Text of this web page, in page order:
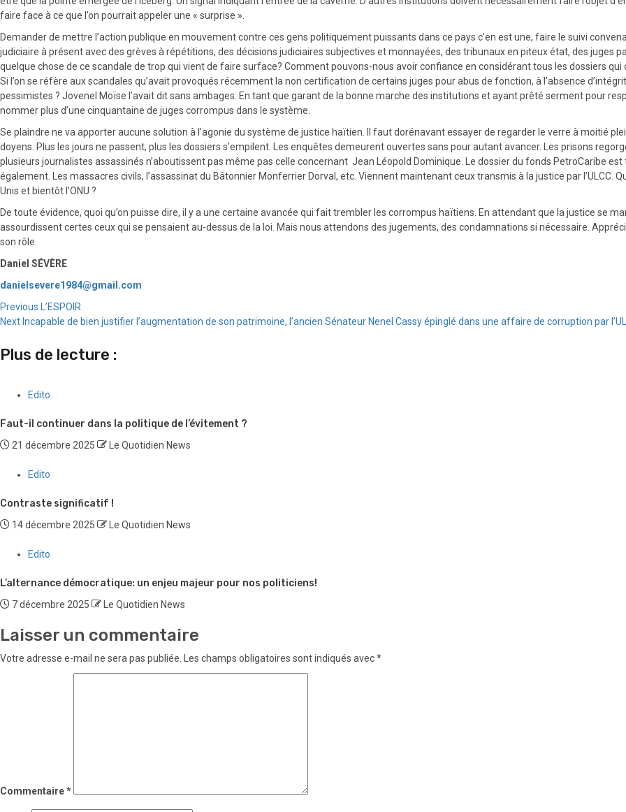
faire face à ce que l’on pourrait appeler une « surprise ».
Demander de mettre l’action publique en mouvement contre ces gens politiquement puissants dans ce pays c’en est une, faire le suivi
judiciaire à présent avec des grèves à répétitions, des décisions judiciaires subjectives et monnayées, des tribunaux en piteux état, des juges
quelque chose de ce scandale de trop qui vient de faire surface? Comment pouvons-nous avoir confiance en considérant tous les dossiers
Si l’on se réfère aux scandales qu’avait provoqués récemment la non certification de certains juges pour abus de fonction, à l’absence
pessimistes ? Jovenel Moïse l’avait dit sans ambages. En tant que garant de la bonne marche des institutions et ayant prêté serment pour
nommer plus d’une cinquantaine de juges corrompus dans le système.
Se plaindre ne va apporter aucune solution à l’agonie du système de justice haïtien. Il faut dorénavant essayer de regarder le verre à moitié
doyens. Plus les jours ne passent, plus les dossiers s’empilent. Les enquêtes demeurent ouvertes sans pour autant avancer. Les prisons
plusieurs journalistes assassinés n’aboutissent pas même pas celle concernant Jean Léopold Dominique. Le dossier du fonds PetroCaribe
également. Les massacres civils, l’assassinat du Bâtonnier Monferrier Dorval, etc. Viennent maintenant ceux transmis à la justice par l’ULCC.
Unis et bientôt l’ONU ?
De toute évidence, quoi qu’on puisse dire, il y a une certaine avancée qui fait trembler les corrompus haïtiens. En attendant que la justice se
assourdissent certes ceux qui se pensaient au-dessus de la loi. Mais nous attendons des jugements, des condamnations si nécessaire.
son rôle.
Daniel SÉVÈRE
danielsevere1984@gmail.com
Continue
Reading
Previous L’ESPOIR
Next Incapable de bien justifier l’augmentation de son patrimoine, l’ancien Sénateur Nenel Cassy épinglé dans une affaire de corruption par
Plus de lecture :
Edito
Faut-il continuer dans la politique de l’évitement ?
21 décembre 2025 Le Quotidien News
Edito
Contraste significatif !
14 décembre 2025 Le Quotidien News
Edito
L’alternance démocratique: un enjeu majeur pour nos politiciens!
7 décembre 2025 Le Quotidien News
Laisser un commentaire
Votre adresse e-mail ne sera pas publiée. Les champs obligatoires sont indiqués avec*
Commentaire*